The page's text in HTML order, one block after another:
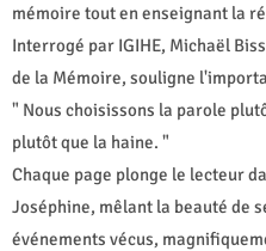
mémoire tout en enseignant la
Interrogé par IGIHE, Michaël
de la Mémoire, souligne
" Nous choisissons la parole
plutôt que la haine. "
Chaque page plonge le lecteur
Joséphine, mêlant la beauté de
événements vécus,